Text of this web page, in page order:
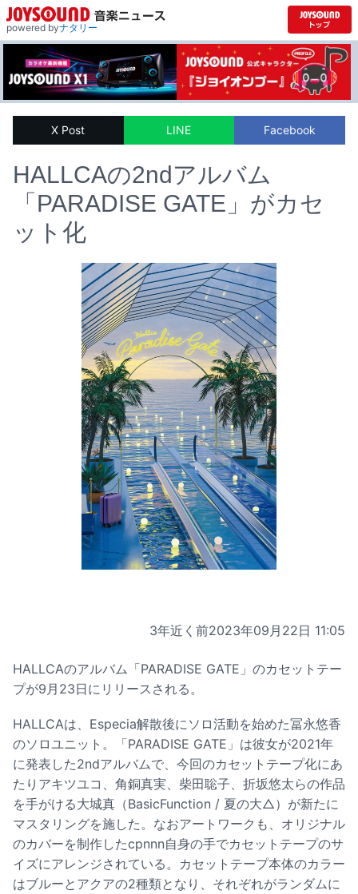
powered byナタリー
X Post LINE Facebook
HALLCAの2ndアルバム
「PARADISE GATE」がカセ
ット化
3年近く前2023年09月22日 11:05
HALLCAのアルバム「PARADISE GATE」のカセットテー
プが9月23日にリリースされる。
HALLCAは、Especia解散後にソロ活動を始めた冨永悠香
のソロユニット。「PARADISE GATE」は彼女が2021年
に発表した2ndアルバムで、今回のカセットテープ化にあ
たりアキツユコ、角銅真実、柴田聡子、折坂悠太らの作品
を手がける大城真（BasicFunction / 夏の大△）が新たに
マスタリングを施した。なおアートワークも、オリジナル
のカバーを制作したcpnnn自身の手でカセットテープのサ
イズにアレンジされている。カセットテープ本体のカラー
はブルーとアクアの2種類となり、それぞれがランダムに